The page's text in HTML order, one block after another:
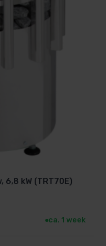
6,8 kW (TRT70E)
ca. 1 week